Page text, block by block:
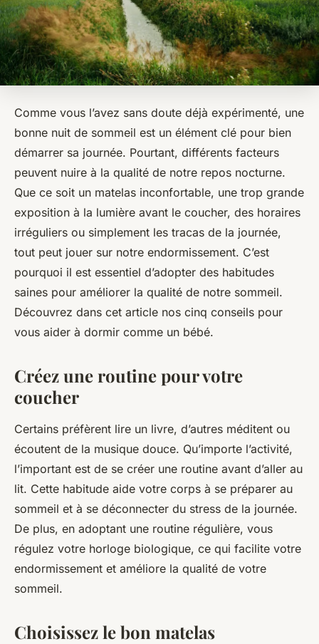
Comme vous l’avez sans doute déjà expérimenté, une
bonne nuit de sommeil est un élément clé pour bien
démarrer sa journée. Pourtant, différents facteurs
peuvent nuire à la qualité de notre repos nocturne.
Que ce soit un matelas inconfortable, une trop grande
exposition à la lumière avant le coucher, des horaires
irréguliers ou simplement les tracas de la journée,
tout peut jouer sur notre endormissement. C’est
pourquoi il est essentiel d’adopter des habitudes
saines pour améliorer la qualité de notre sommeil.
Découvrez dans cet article nos cinq conseils pour
vous aider à dormir comme un bébé.
Créez une routine pour votre
coucher
Certains préfèrent lire un livre, d’autres méditent ou
écoutent de la musique douce. Qu’importe l’activité,
l’important est de se créer une routine avant d’aller au
lit. Cette habitude aide votre corps à se préparer au
sommeil et à se déconnecter du stress de la journée.
De plus, en adoptant une routine régulière, vous
régulez votre horloge biologique, ce qui facilite votre
endormissement et améliore la qualité de votre
sommeil.
Choisissez le bon matelas